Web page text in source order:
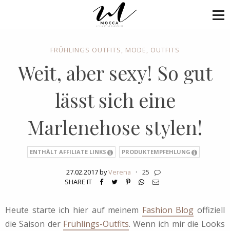
FRÜHLINGS OUTFITS, MODE, OUTFITS
Weit, aber sexy! So gut
lässt sich eine
Marlenehose stylen!
ENTHÄLT AFFILIATE LINKS PRODUKTEMPFEHLUNG
27.02.2017 byVerena ·
25
SHARE IT
Heute starte ich hier auf meinem Fashion Blog offiziell
die Saison der Frühlings-Outfits. Wenn ich mir die Looks